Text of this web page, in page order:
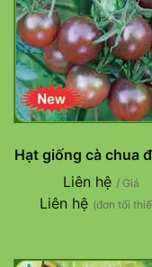
Hạt giống cà chua
Liên hệ / Giá
Liên hệ (đơn tối